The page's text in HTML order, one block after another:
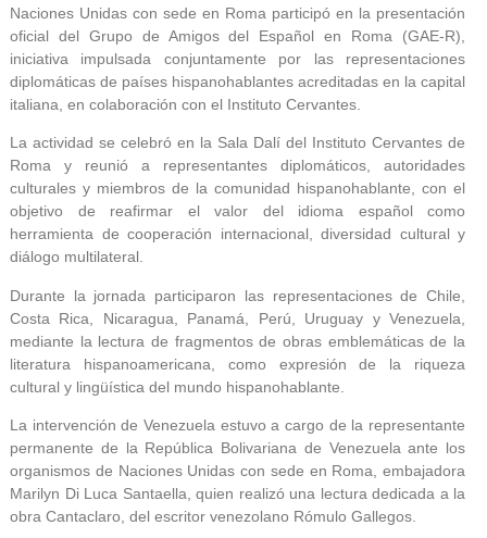
Naciones Unidas con sede en Roma participó en la presentación
oficial del Grupo de Amigos del Español en Roma (GAE-R),
iniciativa impulsada conjuntamente por las representaciones
diplomáticas de países hispanohablantes acreditadas en la capital
italiana, en colaboración con el Instituto Cervantes.
La actividad se celebró en la Sala Dalí del Instituto Cervantes de
Roma y reunió a representantes diplomáticos, autoridades
culturales y miembros de la comunidad hispanohablante, con el
objetivo de reafirmar el valor del idioma español como
herramienta de cooperación internacional, diversidad cultural y
diálogo multilateral.
Durante la jornada participaron las representaciones de Chile,
Costa Rica, Nicaragua, Panamá, Perú, Uruguay y Venezuela,
mediante la lectura de fragmentos de obras emblemáticas de la
literatura hispanoamericana, como expresión de la riqueza
cultural y lingüística del mundo hispanohablante.
La intervención de Venezuela estuvo a cargo de la representante
permanente de la República Bolivariana de Venezuela ante los
organismos de Naciones Unidas con sede en Roma, embajadora
Marilyn Di Luca Santaella, quien realizó una lectura dedicada a la
obra Cantaclaro, del escritor venezolano Rómulo Gallegos.